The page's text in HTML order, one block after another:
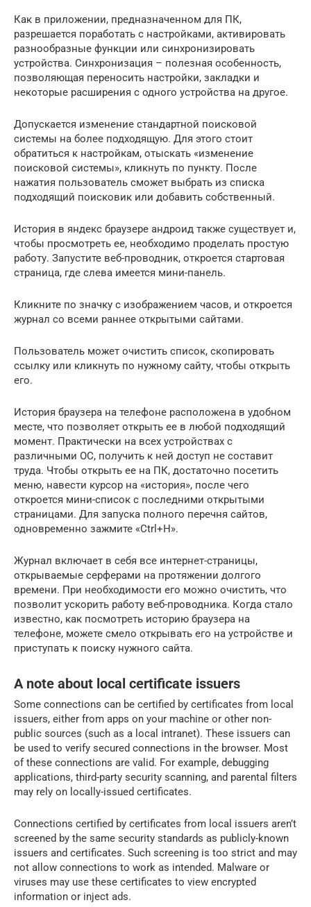
Как в приложении, предназначенном для ПК,
разрешается поработать с настройками, активировать
разнообразные функции или синхронизировать
устройства. Синхронизация – полезная особенность,
позволяющая переносить настройки, закладки и
некоторые расширения с одного устройства на другое.
Допускается изменение стандартной поисковой
системы на более подходящую. Для этого стоит
обратиться к настройкам, отыскать «изменение
поисковой системы», кликнуть по пункту. После
нажатия пользователь сможет выбрать из списка
подходящий поисковик или добавить собственный.
История в яндекс браузере андроид также существует и,
чтобы просмотреть ее, необходимо проделать простую
работу. Запустите веб-проводник, откроется стартовая
страница, где слева имеется мини-панель.
Кликните по значку с изображением часов, и откроется
журнал со всеми раннее открытыми сайтами.
Пользователь может очистить список, скопировать
ссылку или кликнуть по нужному сайту, чтобы открыть
его.
История браузера на телефоне расположена в удобном
месте, что позволяет открыть ее в любой подходящий
момент. Практически на всех устройствах с
различными ОС, получить к ней доступ не составит
труда. Чтобы открыть ее на ПК, достаточно посетить
меню, навести курсор на «история», после чего
откроется мини-список с последними открытыми
страницами. Для запуска полного перечня сайтов,
одновременно зажмите «Ctrl+H».
Журнал включает в себя все интернет-страницы,
открываемые серферами на протяжении долгого
времени. При необходимости его можно очистить, что
позволит ускорить работу веб-проводника. Когда стало
известно, как посмотреть историю браузера на
телефоне, можете смело открывать его на устройстве и
приступать к поиску нужного сайта.
A note about local certificate issuers
Some connections can be certified by certificates from local
issuers, either from apps on your machine or other non-
public sources (such as a local intranet). These issuers can
be used to verify secured connections in the browser. Most
of these connections are valid. For example, debugging
applications, third-party security scanning, and parental filters
may rely on locally-issued certificates.
Connections certified by certificates from local issuers aren’t
screened by the same security standards as publicly-known
issuers and certificates. Such screening is too strict and may
not allow connections to work as intended. Malware or
viruses may use these certificates to view encrypted
information or inject ads.